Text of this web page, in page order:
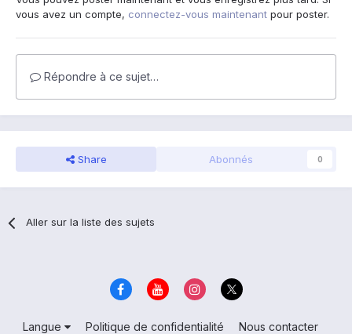
vous avez un compte, connectez-vous maintenant pour poster.
Répondre à ce sujet…
Share Abonnés 0
Aller sur la liste des sujets
Langue Politique de confidentialité Nous contacter